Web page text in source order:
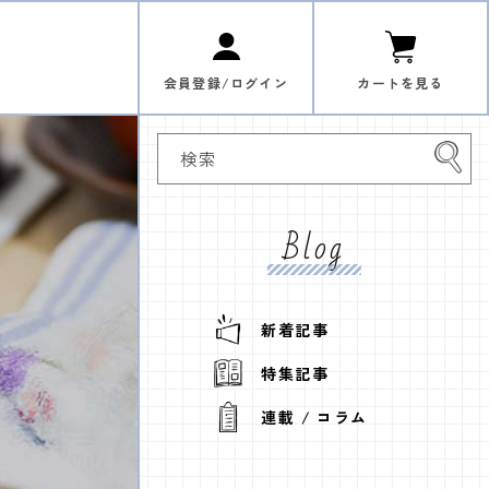
グ
イ
会員登録/ログイン
カ
ー
ト
カートを見る
検索
Blog
新着記事
特集記事
連載 / コラム